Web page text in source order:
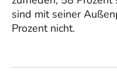
sind mit seiner
Prozent nicht.